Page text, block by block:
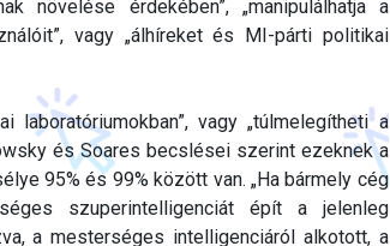
növelése érdekében”, „manipulálhatja a
vagy „álhíreket és MI-párti politikai
vagy „túlmelegítheti a
és Soares becslései szerint ezeknek a
95% és 99% között van. „Ha bármely cég
szuperintelligenciát épít a jelenleg
a mesterséges intelligenciáról alkotott, a